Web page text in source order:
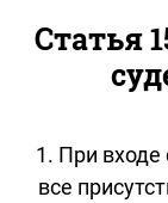
Статья
1. При входе
все